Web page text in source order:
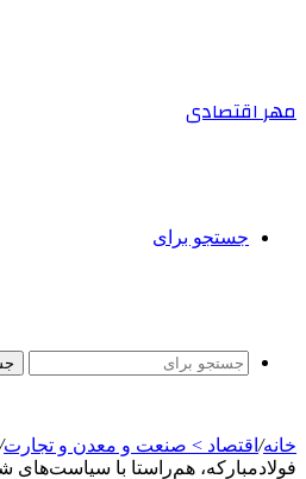
مهر اقتصادی
جستجو برای
خانه/ اقتصاد > صنعت و معدن و تجارت/
فولادمبارکه، هم‌راستا با سیاست‌های‌